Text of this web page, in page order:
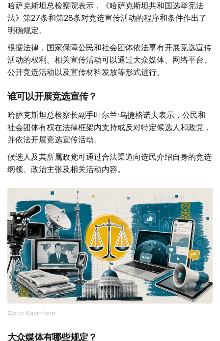
哈萨克斯坦总检察院表示，《哈萨克斯坦共和国选举宪法
法》第27条和第28条对竞选宣传活动的程序和条件作出了
明确规定。
根据法律，国家保障公民和社会团体依法享有开展竞选宣传
活动的权利。相关宣传活动可以通过大众媒体、网络平台、
公开竞选活动以及宣传材料发放等形式进行。
谁可以开展竞选宣传？
哈萨克斯坦总检察长副手叶尔兰·乌捷格诺夫表示，公民和
社会团体有权在法律框架内支持或反对特定候选人和政党，
并依法开展竞选宣传活动。
候选人及其所属政党可通过合法渠道向选民介绍自身的竞选
纲领、政治主张及相关活动内容。
Фото: Kazinform
大众媒体有哪些规定？